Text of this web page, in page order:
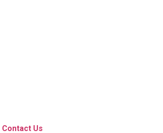
Contact Us